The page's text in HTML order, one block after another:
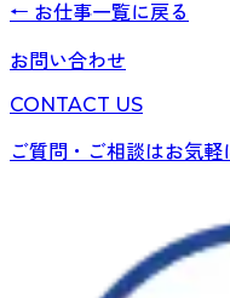
← お仕事一覧に戻る
お問い合わせ
CONTACT US
ご質問・ご相談はお気軽